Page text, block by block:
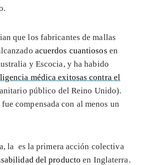
que los fabricantes de mallas
acuerdos cuantiosos en
y Escocia, y ha habido
médica exitosas contra el
público del Reino Unido).
compensada con al menos un
la es la primera acción colectiva
del producto en Inglaterra.